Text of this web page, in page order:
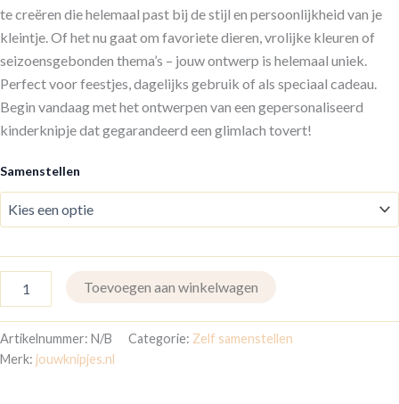
te creëren die helemaal past bij de stijl en persoonlijkheid van je
kleintje. Of het nu gaat om favoriete dieren, vrolijke kleuren of
seizoensgebonden thema’s – jouw ontwerp is helemaal uniek.
Perfect voor feestjes, dagelijks gebruik of als speciaal cadeau.
Begin vandaag met het ontwerpen van een gepersonaliseerd
kinderknipje dat gegarandeerd een glimlach tovert!
Samenstellen
Toevoegen aan winkelwagen
Artikelnummer: N/B Categorie: Zelf samenstellen
Merk: jouwknipjes.nl